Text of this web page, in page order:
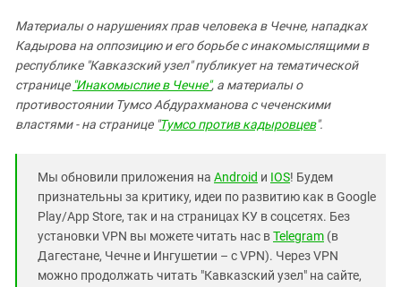
Материалы о нарушениях прав человека в Чечне, нападках
Кадырова на оппозицию и его борьбе с инакомыслящими в
республике "Кавказский узел" публикует на тематической
странице "Инакомыслие в Чечне", а материалы о
противостоянии Тумсо Абдурахманова с чеченскими
властями - на странице "Тумсо против кадыровцев".
Мы обновили приложения на Android и IOS! Будем
признательны за критику, идеи по развитию как в Google
Play/App Store, так и на страницах КУ в соцсетях. Без
установки VPN вы можете читать нас вTelegram (в
Дагестане, Чечне и Ингушетии – с VPN). Через VPN
можно продолжать читать "Кавказский узел" на сайте,